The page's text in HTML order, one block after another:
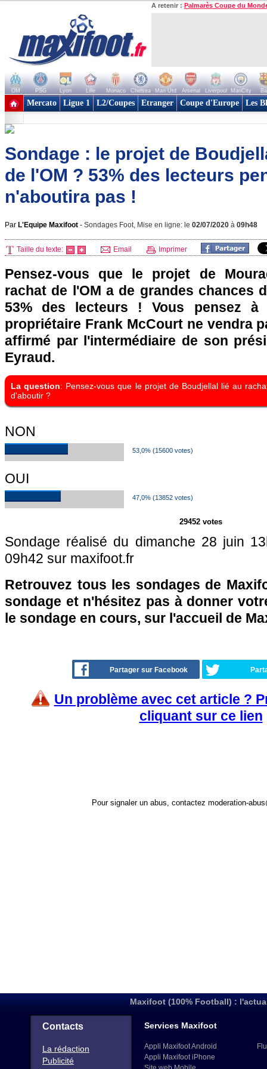
A retenir : Palmarès Coupe du
OM PSG Lyon Lille Monaco Chelsea Man Utd Arsenal Liverpool ManCity
+ de clubs
Mercato Ligue 1 L2/Coupes Etranger Coupe d'Europe Les
Sondage : le projet de
de l'OM ? 53% des lecteurs
n'aboutira pas !
Par L'Equipe Maxifoot - Sondages Foot, Mise en ligne: le 02/07/2020 à 09h48
Taille du texte: Email Imprimer
Pensez-vous que le projet de
rachat de l'OM a de grandes chances
53% des lecteurs ! Vous pensez
propriétaire Frank McCourt ne vendra
affirmé par l'intermédiaire de son
Eyraud.
La question: Pensez-vous que le projet de Boudjellal lié au
d'aboutir ?
NON
53,0% (15600 votes)
OUI
47,0% (13852 votes)
29452 votes
Sondage réalisé du dimanche 28 juin
09h42 sur maxifoot.fr
Retrouvez tous les sondages de
sondage et n'hésitez pas à donner
le sondage en cours, sur l'accueil de
Partager sur Facebook
Un problème avec cet article ?
cliquant sur ce lien
Pour signaler un abus, contactez moderation-
Maxifoot (100% Football) :
Contacts
La rédaction
Publicité
Services Maxifoot
Appli Maxifoot Android
Appli Maxifoot iPhone